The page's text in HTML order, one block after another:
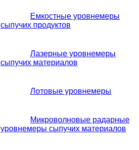
Емкостные уровнемеры
сыпучих продуктов
Лазерные уровнемеры
сыпучих материалов
Лотовые уровнемеры
Микроволновые радарные
уровнемеры сыпучих материалов